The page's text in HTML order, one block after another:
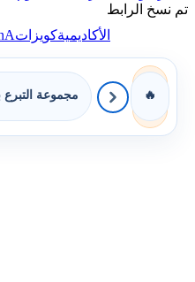
تم نسخ الرابط
الأكاديميةكويزات
🔥 مجموعة التبرع